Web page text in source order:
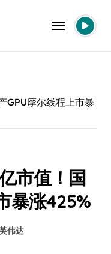
GPU摩尔线程上市暴
市值！国
暴涨425%
伟达